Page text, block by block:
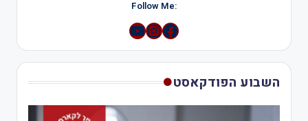
:Follow Me
Instagram
YouTube
השבוע הפודקאסט